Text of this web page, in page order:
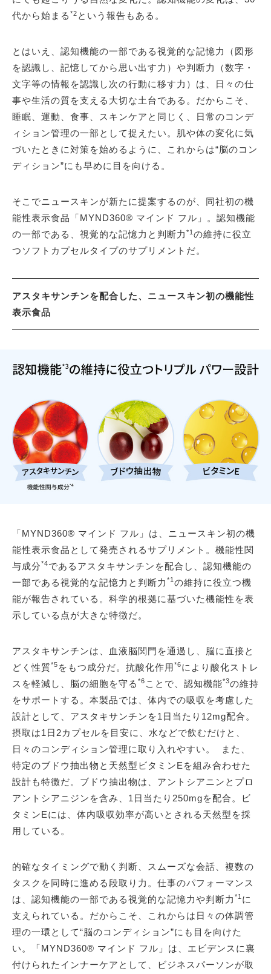
代から始まる *2 という報告もある。
とはいえ、認知機能の一部である視覚的な記憶力（図形
を認識し、記憶してから思い出す力）や判断力（数字・
文字等の情報を認識し次の行動に移す力）は、日々の仕
事や生活の質を支える大切な土台である。だからこそ、
睡眠、運動、食事、スキンケアと同じく、日常のコンデ
ィション管理の一部として捉えたい。肌や体の変化に気
づいたときに対策を始めるように、これからは“脳のコン
ディション”にも早めに目を向ける。
そこでニュースキンが新たに提案するのが、同社初の機
能性表示食品「MYND360® マインド フル」。認知機能
の一部である、視覚的な記憶力と判断力 *1 の維持に役立
つソフトカプセルタイプのサプリメントだ。
アスタキサンチンを配合した、ニュースキン初の機能性
表示食品
「MYND360® マインド フル」は、ニュースキン初の機
能性表示食品として発売されるサプリメント。機能性関
与成分*4であるアスタキサンチンを配合し、認知機能の
一部である視覚的な記憶力と判断力 *1 の維持に役立つ機
能が報告されている。科学的根拠に基づいた機能性を表
示している点が大きな特徴だ。
アスタキサンチンは、血液脳関門を通過し、脳に直接と
どく性質*5 をもつ成分だ。抗酸化作用*6により酸化ストレ
スを軽減し、脳の細胞を守る *6 ことで、認知機能*3の維持
をサポートする。本製品では、体内での吸収を考慮した
設計として、アスタキサンチンを1日当たり12mg配合。
摂取は1日2カプセルを目安に、水などで飲むだけと、
日々のコンディション管理に取り入れやすい。 また、
特定のブドウ抽出物と天然型ビタミンEを組み合わせた
設計も特徴だ。ブドウ抽出物は、アントシアニンとプロ
アントシアニジンを含み、1日当たり250mgを配合。ビ
タミンEには、体内吸収効率が高いとされる天然型を採
用している。
的確なタイミングで動く判断、スムーズな会話、複数の
タスクを同時に進める段取り力。仕事のパフォーマンス
は、認知機能の一部である視覚的な記憶力や判断力 *1 に
支えられている。だからこそ、これからは日々の体調管
理の一環として“脳のコンディション”にも目を向けた
い。「MYND360® マインド フル」は、エビデンスに裏
付けられたインナーケアとして、ビジネスパーソンが取